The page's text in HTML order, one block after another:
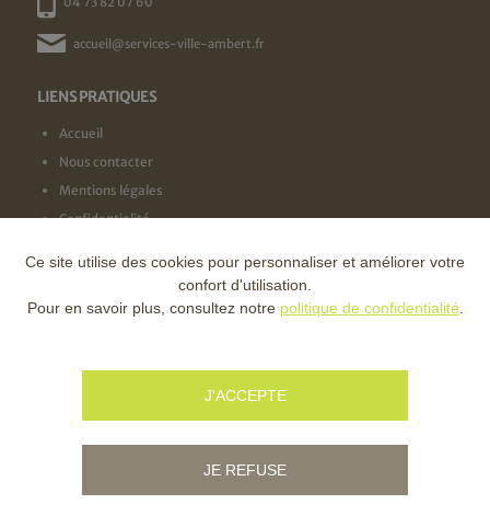
accueil@services-ville-ambert.fr
LIENS PRATIQUES
Accueil
Nous contacter
Mentions légales
Confidentialité
NOS LABELS
Ce site utilise des cookies pour personnaliser et améliorer votre
confort d'utilisation.
Pour en savoir plus, consultez notre politique de confidentialité
J'ACCEPTE
JE REFUSE